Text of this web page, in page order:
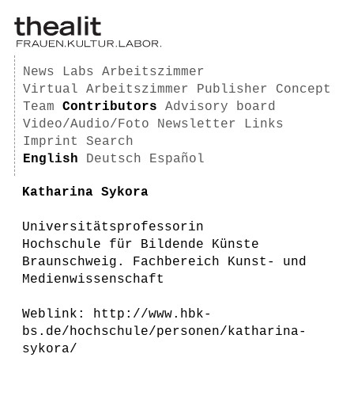
News Labs
Arbeitszimmer
Virtual Arbeitszimmer
Publisher
Concept
Team
Contributors
Advisory board
Video/Audio/Foto
Newsletter
Links
Imprint
Search
English
Deutsch Español
Katharina Sykora
Universitätsprofessorin
Hochschule für Bildende Künste
Braunschweig. Fachbereich Kunst- und
Medienwissenschaft
Weblink: http://www.hbk-
bs.de/hochschule/personen/katharina-
sykora/